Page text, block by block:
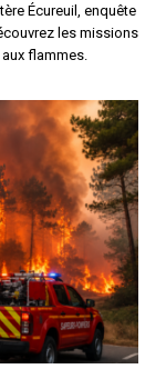
Écureuil, enquête
les missions
flammes.